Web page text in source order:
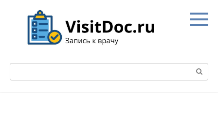
Поиск: